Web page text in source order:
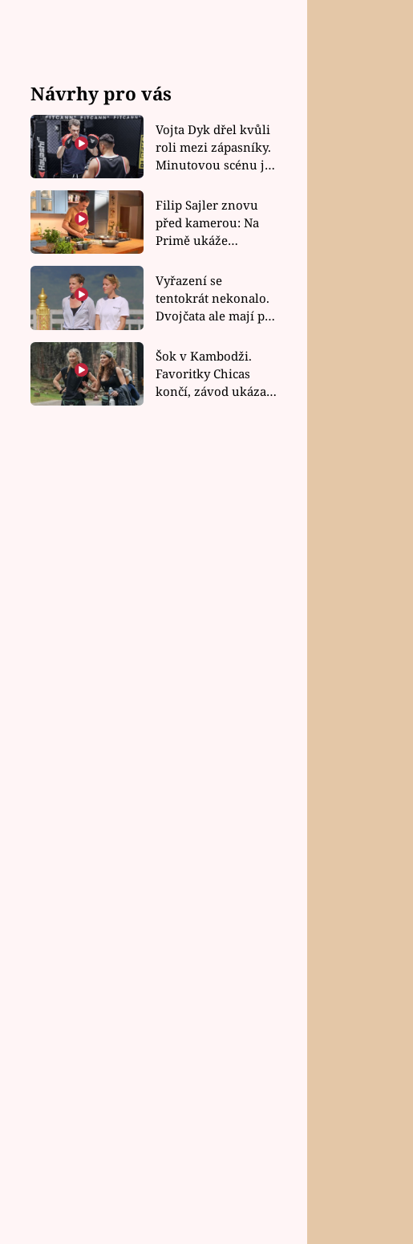
Návrhy pro vás
Vojta Dyk dřel kvůli
roli mezi zápasníky.
Minutovou scénu jel
Filip Sajler znovu
před kamerou: Na
Primě ukáže
rychlé recepty
Vyřazení se
tentokrát nekonalo.
Dvojčata ale mají po
závodu nůž na krku
Šok v Kambodži.
Favoritky Chicas
končí, závod ukázal